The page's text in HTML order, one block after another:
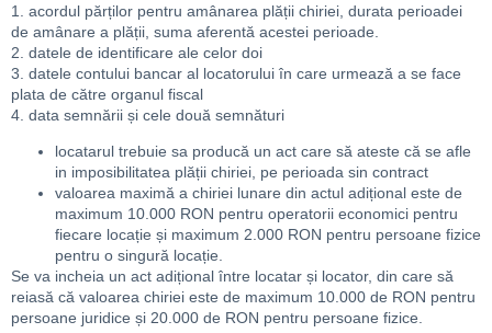
1. acordul părților pentru amânarea plății chiriei, durata perioadei
de amânare a plății, suma aferentă acestei perioade.
2. datele de identificare ale celor doi
3. datele contului bancar al locatorului în care urmează a se face
plata de către organul fiscal
4. data semnării și cele două semnături
locatarul trebuie sa producă un act care să ateste că se afle
in imposibilitatea plății chiriei, pe perioada sin contract
valoarea maximă a chiriei lunare din actul adițional este de
maximum 10.000 RON pentru operatorii economici pentru
fiecare locație și maximum 2.000 RON pentru persoane fizice
pentru o singură locație.
Se va incheia un act adițional între locatar și locator, din care să
reiasă că valoarea chiriei este de maximum 10.000 de RON pentru
persoane juridice și 20.000 de RON pentru persoane fizice.